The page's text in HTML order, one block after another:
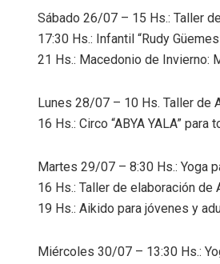
Sábado 26/07 – 15 Hs.: Taller
17:30 Hs.: Infantil “Rudy
21 Hs.: Macedonio de Invierno:
Lunes 28/07 – 10 Hs. Taller de
16 Hs.: Circo “ABYA YALA”
Martes 29/07 – 8:30 Hs.: Yoga
16 Hs.: Taller de elaboración
19 Hs.: Aikido para jóvenes y
Miércoles 30/07 – 13:30 Hs.: